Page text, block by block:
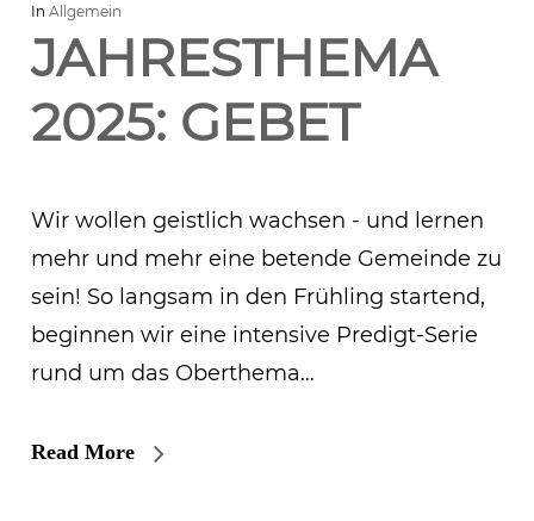
In Allgemein
JAHRESTHEMA
2025: GEBET
Wir wollen geistlich wachsen - und lernen
mehr und mehr eine betende Gemeinde zu
sein! So langsam in den Frühling startend,
beginnen wir eine intensive Predigt-Serie
rund um das Oberthema…
Read More